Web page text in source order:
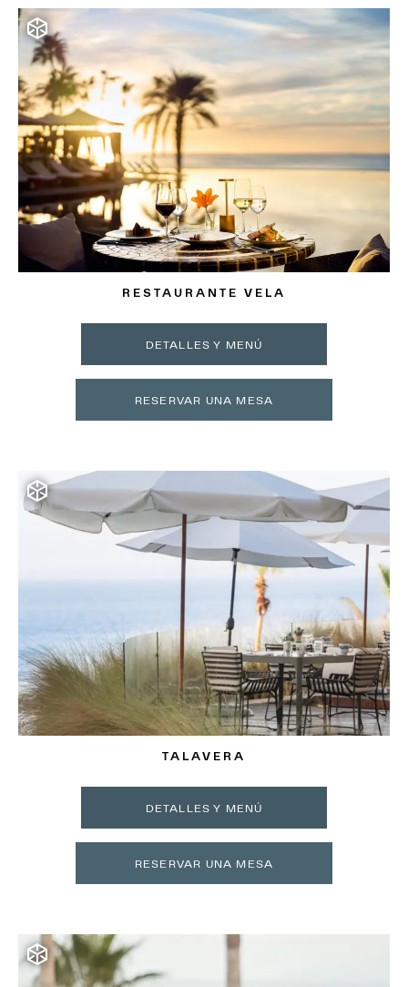
RESTAURANTE VELA
DETALLES Y MENÚ
RESERVAR UNA MESA
TALAVERA
DETALLES Y MENÚ
RESERVAR UNA MESA